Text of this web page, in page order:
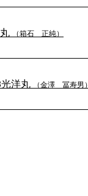
（箱石 正純）
洋丸 （金澤 冨寿男）